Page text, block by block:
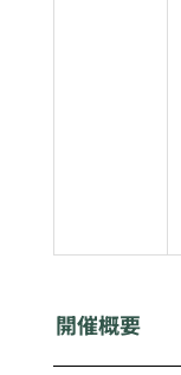
開催概要